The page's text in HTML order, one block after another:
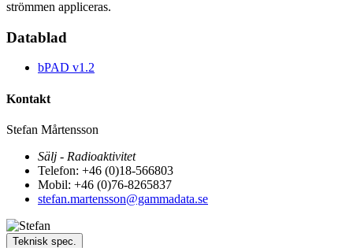
strömmen appliceras.
Datablad
bPAD v1.2
Kontakt
Stefan Mårtensson
Sälj - Radioaktivitet
Telefon: +46 (0)18-566803
Mobil: +46 (0)76-8265837
stefan.martensson@gammadata.se
Teknisk spec.